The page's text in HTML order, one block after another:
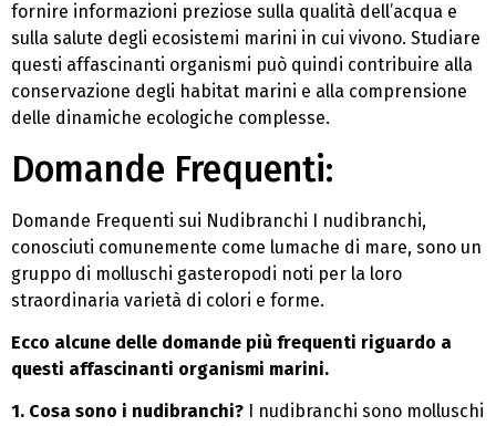
fornire informazioni preziose sulla qualità dell’acqua e
sulla salute degli ecosistemi marini in cui vivono. Studiare
questi affascinanti organismi può quindi contribuire alla
conservazione degli habitat marini e alla comprensione
delle dinamiche ecologiche complesse.
Domande Frequenti:
Domande Frequenti sui Nudibranchi I nudibranchi,
conosciuti comunemente come lumache di mare, sono un
gruppo di molluschi gasteropodi noti per la loro
straordinaria varietà di colori e forme.
Ecco alcune delle domande più frequenti riguardo a
questi affascinanti organismi marini.
1. Cosa sono i nudibranchi? I nudibranchi sono molluschi